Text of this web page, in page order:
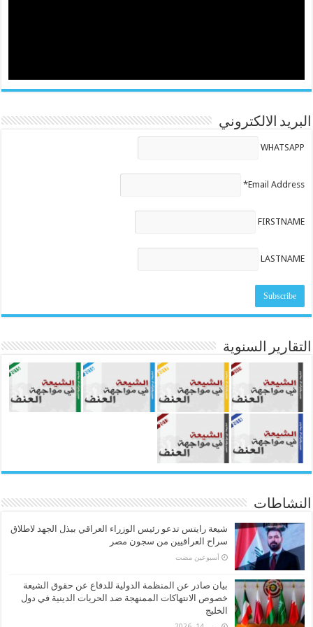
البريد الالكتروني
WHATSAPP
Email Address*
FIRSTNAME
LASTNAME
التقارير السنوية
النشاطات
شيعة رايتس تدعو رئيس الوزراء العراقي ببذل الجهد لاطلاق
سراح العراقيين من سجون مصر
‏أسبوعين مضت
بيان صادر عن المنظمة الدولية للدفاع عن حقوق الشيعة
خصوص الانتهاكات الممنهجة ضد الحريات الدينية في دول
الخليج